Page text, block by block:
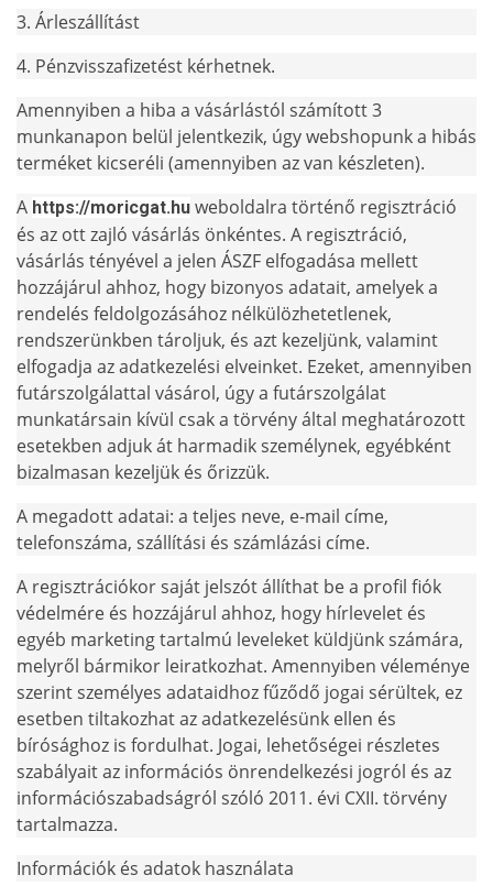
3. Árleszállítást
4. Pénzvisszafizetést kérhetnek.
Amennyiben a hiba a vásárlástól számított 3
munkanapon belül jelentkezik, úgy webshopunk a hibás
terméket kicseréli (amennyiben az van készleten).
A https://moricgat.hu weboldalra történő regisztráció
és az ott zajló vásárlás önkéntes. A regisztráció,
vásárlás tényével a jelen ÁSZF elfogadása mellett
hozzájárul ahhoz, hogy bizonyos adatait, amelyek a
rendelés feldolgozásához nélkülözhetetlenek,
rendszerünkben tároljuk, és azt kezeljünk, valamint
elfogadja az adatkezelési elveinket. Ezeket, amennyiben
futárszolgálattal vásárol, úgy a futárszolgálat
munkatársain kívül csak a törvény által meghatározott
esetekben adjuk át harmadik személynek, egyébként
bizalmasan kezeljük és őrizzük.
A megadott adatai: a teljes neve, e-mail címe,
telefonszáma, szállítási és számlázási címe.
A regisztrációkor saját jelszót állíthat be a profil fiók
védelmére és hozzájárul ahhoz, hogy hírlevelet és
egyéb marketing tartalmú leveleket küldjünk számára,
melyről bármikor leiratkozhat. Amennyiben véleménye
szerint személyes adataidhoz fűződő jogai sérültek, ez
esetben tiltakozhat az adatkezelésünk ellen és
bírósághoz is fordulhat. Jogai, lehetőségei részletes
szabályait az információs önrendelkezési jogról és az
információszabadságról szóló 2011. évi CXII. törvény
tartalmazza.
Információk és adatok használata